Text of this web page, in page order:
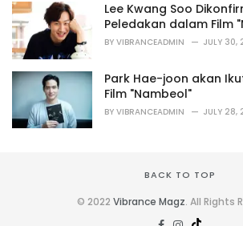
Lee Kwang Soo
Peledakan dalam Film
BY VIBRANCEADMIN JULY 30,
Park Hae-joon akan
Film "Nambeol"
BY VIBRANCEADMIN JULY 28,
BACK TO TOP
© 2022 Vibrance Magz. All Rights